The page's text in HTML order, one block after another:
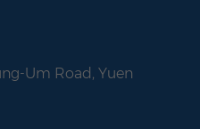
Um Road, Yuen